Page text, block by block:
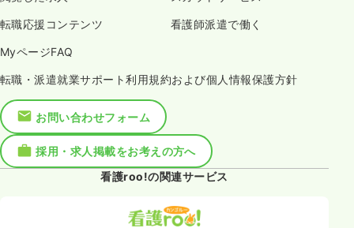
転職応援コンテンツ 看護師派遣で働く
MyページFAQ
転職・派遣就業サポート利用規約および個人情報保護方針
お問い合わせフォーム
採用・求人掲載をお考えの方へ
看護roo!の関連サービス